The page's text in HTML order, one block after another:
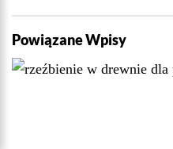
Powiązane Wpisy